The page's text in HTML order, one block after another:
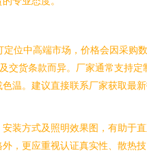
位中高端市场，价格会因采购数
交货条款而异。厂家通常支持定
温。建议直接联系厂家获取最
装方式及照明效果图，有助于
，更应重视认证真实性、散热技